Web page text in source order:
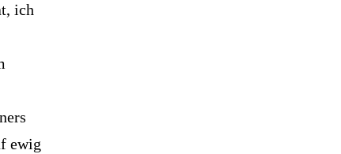
ich
ewig